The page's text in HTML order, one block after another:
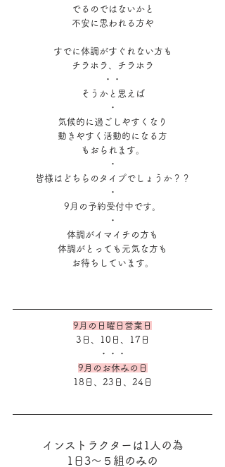
でるのではないかと
不安に思われる方や
すでに体調がすぐれない方も
チラホラ、チラホラ
・・
そうかと思えば
・
気候的に過ごしやすくなり
動きやすく活動的になる方
もおられます。
・
皆様はどちらのタイプでしょうか？？
・
9月の予約受付中です。
・
体調がイマイチの方も
体調がとっても元気な方も
お待ちしています。
9月の日曜日営業日
3日、10日、17日
・・・
9月のお休みの日
18日、23日、24日
インストラクターは1人の為
1日3～５組のみの